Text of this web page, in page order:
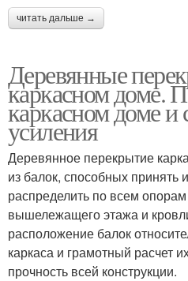
читать дальше →
Деревянные
каркасном доме.
каркасном доме
усиления
Деревянное перекрытие
из балок, способных принять
распределить по всем опорам
вышележащего этажа и
расположение балок
каркаса и грамотный расчет
прочность всей конструкции.